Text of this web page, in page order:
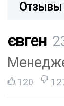
Отзывы
євген
120